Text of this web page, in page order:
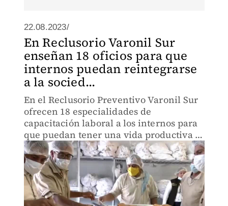
22.08.2023/
En Reclusorio Varonil Sur
enseñan 18 oficios para que
internos puedan reintegrarse
a la socied...
En el Reclusorio Preventivo Varonil Sur
ofrecen 18 especialidades de
capacitación laboral a los internos para
que puedan tener una vida productiva al
terminar su sentencia.